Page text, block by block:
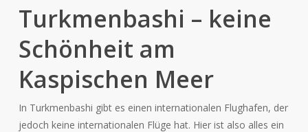
Turkmenbashi – keine
Schönheit am
Kaspischen Meer
In Turkmenbashi gibt es einen internationalen Flughafen, der
jedoch keine internationalen Flüge hat. Hier ist also alles ein